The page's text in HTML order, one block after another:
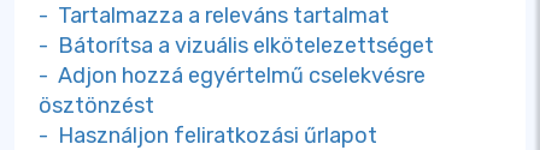
- Tartalmazza a releváns tartalmat
- Bátorítsa a vizuális elkötelezettséget
- Adjon hozzá egyértelmű cselekvésre
ösztönzést
- Használjon feliratkozási űrlapot